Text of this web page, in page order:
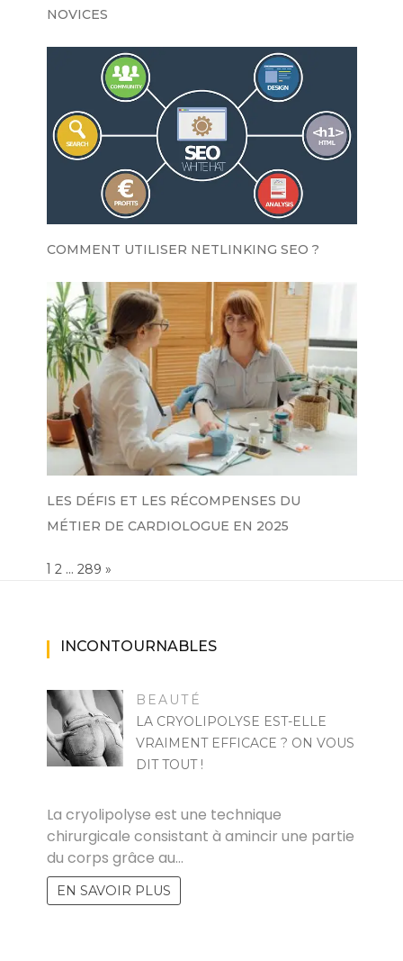
NOVICES
COMMENT UTILISER NETLINKING SEO ?
LES DÉFIS ET LES RÉCOMPENSES DU
MÉTIER DE CARDIOLOGUE EN 2025
Page:
1 2 … 289 NEXT
»
INCONTOURNABLES
BEAUTÉ
LA CRYOLIPOLYSE EST-ELLE
VRAIMENT EFFICACE ? ON VOUS
DIT TOUT !
La cryolipolyse est une technique
chirurgicale consistant à amincir une partie
du corps grâce au…
EN SAVOIR PLUS